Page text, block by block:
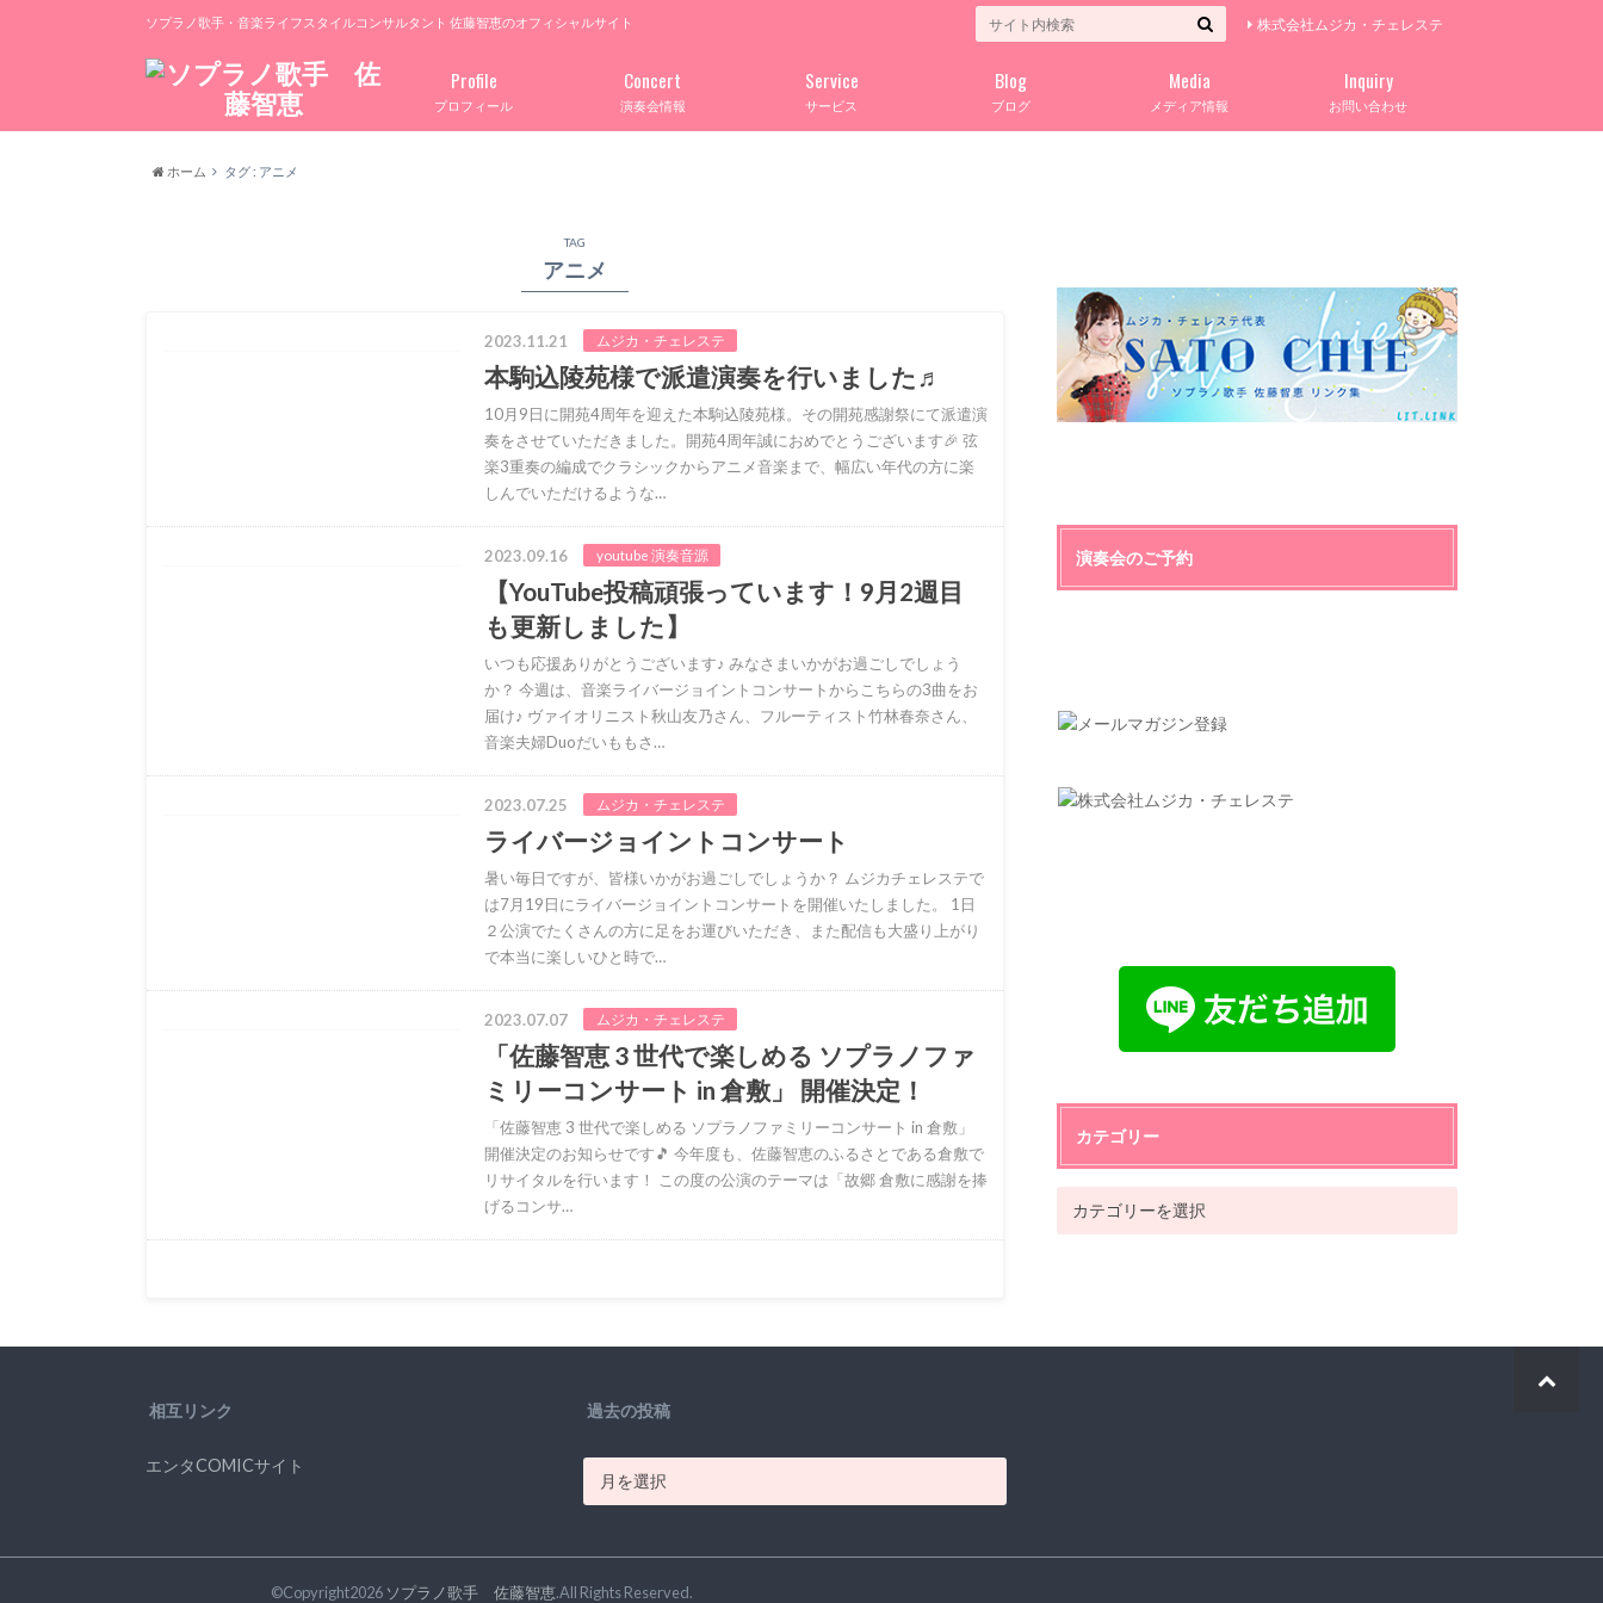
ソプラノ歌手・音楽ライフスタイルコンサルタント 佐藤智恵のオフィシャルサイト 株式会社ムジカ・チェレステ
プロフィール
Profile
演奏会情報
Concert
サービス
Service
ブログ
Blog
メディア情報
Media
お問い合わせ
Inquiry
ホーム タグ : アニメ
TAG
アニメ
2023.11.21 ムジカ・チェレステ
本駒込陵苑様で派遣演奏を行いました♬
10月9日に開苑4周年を迎えた本駒込陵苑様。その開苑感謝祭にて派遣演
奏をさせていただきました。開苑4周年誠におめでとうございます🎉 弦
楽3重奏の編成でクラシックからアニメ音楽まで、幅広い年代の方に楽
しんでいただけるような…
2023.09.16 youtube 演奏音源
【YouTube投稿頑張っています！9月2週目
も更新しました】
いつも応援ありがとうございます♪ みなさまいかがお過ごしでしょう
か？ 今週は、音楽ライバージョイントコンサートからこちらの3曲をお
届け♪ ヴァイオリニスト秋山友乃さん、フルーティスト竹林春奈さん、
音楽夫婦Duoだいももさ…
2023.07.25 ムジカ・チェレステ
ライバージョイントコンサート
暑い毎日ですが、皆様いかがお過ごしでしょうか？ ムジカチェレステで
は7月19日にライバージョイントコンサートを開催いたしました。 1日
２公演でたくさんの方に足をお運びいただき、また配信も大盛り上がり
で本当に楽しいひと時で…
2023.07.07 ムジカ・チェレステ
「佐藤智恵 3 世代で楽しめる ソプラノファ
ミリーコンサート in 倉敷」 開催決定！
「佐藤智恵 3 世代で楽しめる ソプラノファミリーコンサート in 倉敷」
開催決定のお知らせです🎵 今年度も、佐藤智恵のふるさとである倉敷で
リサイタルを行います！ この度の公演のテーマは「故郷 倉敷に感謝を捧
げるコンサ…
演奏会のご予約
カテゴリー
相互リンク
エンタCOMICサイト
過去の投稿
©Copyright2026 ソプラノ歌手 佐藤智恵.All Rights Reserved.